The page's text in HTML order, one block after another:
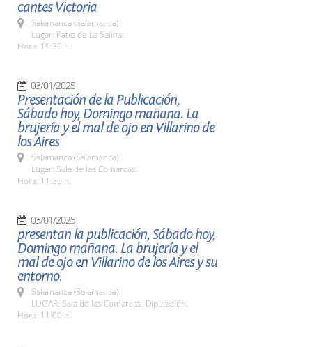
cantes Victoria
Salamanca (Salamanca)
Lugar: Patio de La Salina.
Hora: 19:30 h.
03/01/2025
Presentación de la Publicación,
Sábado hoy, Domingo mañana. La
brujería y el mal de ojo en Villarino de
los Aires
Salamanca (Salamanca)
Lugar: Sala de las Comarcas.
Hora: 11:30 h.
03/01/2025
presentan la publicación, Sábado hoy,
Domingo mañana. La brujería y el
mal de ojo en Villarino de los Aires y su
entorno.
Salamanca (Salamanca)
LUGAR: Sala de las Comarcas. Diputación.
Hora: 11:00 h.